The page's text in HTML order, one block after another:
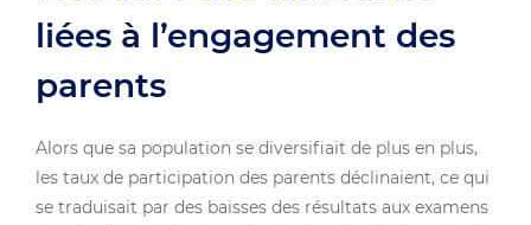
liées à l’engagement des
parents
Alors que sa population se diversifiait de plus en plus,
les taux de participation des parents déclinaient, ce qui
se traduisait par des baisses des résultats aux examens